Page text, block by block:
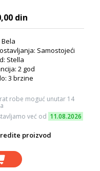
din
Samostojeći
Stella
2 god
3 brzine
robe moguć unutar 14
već od 11.08.2026
proizvod